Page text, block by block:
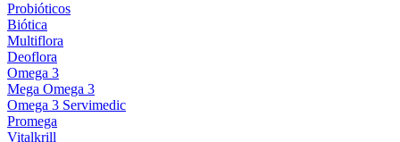
Probióticos
Biótica
Multiflora
Deoflora
Omega 3
Mega Omega 3
Omega 3 Servimedic
Promega
Vitalkrill